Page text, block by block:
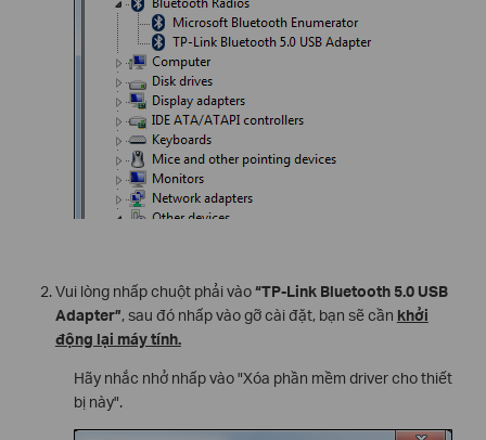
Vui lòng nhấp chuột phải vào“TP-Link Bluetooth 5.0 USB
Adapter”, sau đó nhấp vào gỡ cài đặt, bạn sẽ cần khởi
động lại máy tính.
Hãy nhắc nhở nhấp vào "Xóa phần mềm driver cho thiết
bị này".